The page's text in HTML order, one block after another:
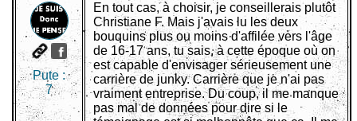
Pute :
7
En tout cas, à choisir, je conseillerais plutôt
Christiane F. Mais j'avais lu les deux
bouquins plus ou moins d'affilée vers l'âge
de 16-17 ans, tu sais, à cette époque où on
est capable d'envisager sérieusement une
carrière de junky. Carrière que je n'ai pas
vraiment entreprise. Du coup, il me manque
pas mal de données pour dire si le